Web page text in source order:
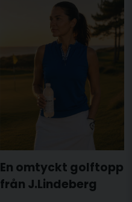
En omtyckt golftopp
från J.Lindeberg